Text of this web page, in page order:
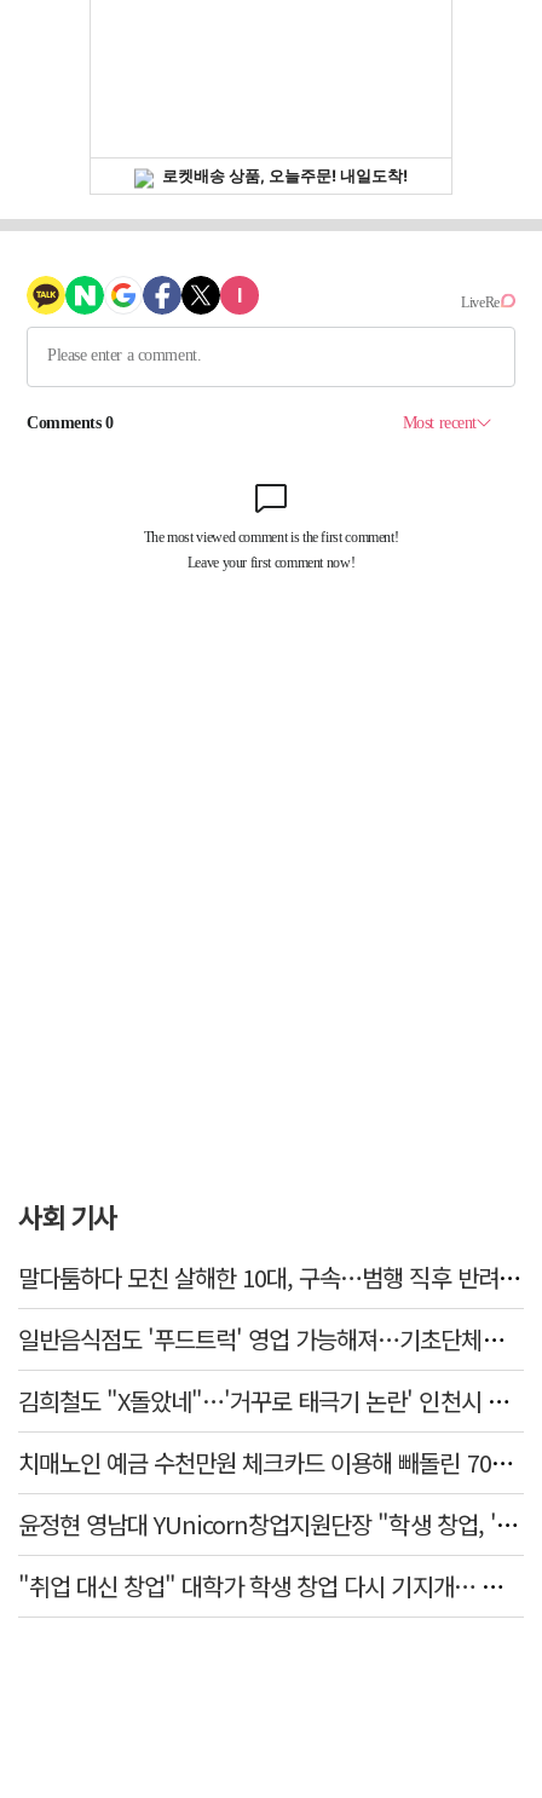
사회 기사
말다툼하다 모친 살해한 10대, 구속…범행 직후 반려견도 죽여
일반음식점도 '푸드트럭' 영업 가능해져…기초단체별 조례 개정 움직임
김희철도 "X돌았네"…'거꾸로 태극기 논란' 인천시 현수막, 이틀 만에 철거
치매노인 예금 수천만원 체크카드 이용해 빼돌린 70대 간병인, 집행유예
윤정현 영남대 YUnicorn창업지원단장 "학생 창업, '팀 빌딩'이 제일 중요"
"취업 대신 창업" 대학가 학생 창업 다시 기지개… 창업자·기업·매출 동반 성장